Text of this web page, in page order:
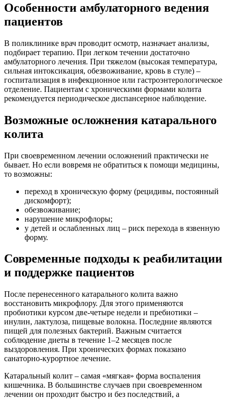
Особенности амбулаторного ведения
пациентов
В поликлинике врач проводит осмотр, назначает анализы,
подбирает терапию. При легком течении достаточно
амбулаторного лечения. При тяжелом (высокая температура,
сильная интоксикация, обезвоживание, кровь в стуле) –
госпитализация в инфекционное или гастроэнтерологическое
отделение. Пациентам с хроническими формами колита
рекомендуется периодическое диспансерное наблюдение.
Возможные осложнения катарального
колита
При своевременном лечении осложнений практически не
бывает. Но если вовремя не обратиться к помощи медицины,
то возможны:
переход в хроническую форму (рецидивы, постоянный
дискомфорт);
обезвоживание;
нарушение микрофлоры;
у детей и ослабленных лиц – риск перехода в язвенную
форму.
Современные подходы к реабилитации
и поддержке пациентов
После перенесенного катарального колита важно
восстановить микрофлору. Для этого применяются
пробиотики курсом две-четыре недели и пребиотики –
инулин, лактулоза, пищевые волокна. Последние являются
пищей для полезных бактерий. Важным считается
соблюдение диеты в течение 1–2 месяцев после
выздоровления. При хронических формах показано
санаторно-курортное лечение.
Катаральный колит – самая «мягкая» форма воспаления
кишечника. В большинстве случаев при своевременном
лечении он проходит быстро и без последствий, а